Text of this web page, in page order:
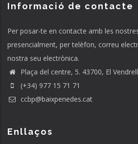
Informació de contacte
Per posar-te en contacte amb les
presencialment, per telèfon, correu
nostra seu electrònica.
Plaça del centre, 5. 43700, El
(+34) 977 15 71 71
ccbp@baixpenedes.cat
Enllaços